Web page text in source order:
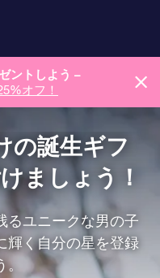
ントしよう –
オフ！
の誕生ギフ
ましょう！
るユニークな男の子
輝く自分の星を登録